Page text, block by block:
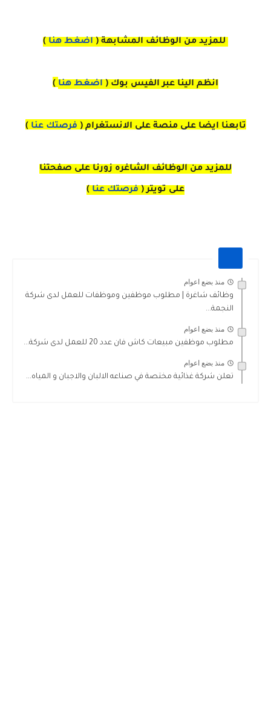
للمزيد من الوظائف المشابهة ( اضغط هنا )
انظم الينا عبر الفيس بوك ( اضغط هنا )
تابعنا ايضا على منصة على الانستغرام ( فرصتك عنا )
للمزيد من الوظائف الشاغره زورنا على صفحتنا
على تويتر( فرصتك عنا )
منذ بضع اعوام
وظائف شاغرة | مطلوب موظفين وموظفات للعمل لدى شركة
النجمة...
منذ بضع اعوام
مطلوب موظفين مبيعات كاش فان عدد 20 للعمل لدى شركة...
منذ بضع اعوام
تعلن شركة غذائية مختصة في صناعه الالبان والاجبان و المياه...